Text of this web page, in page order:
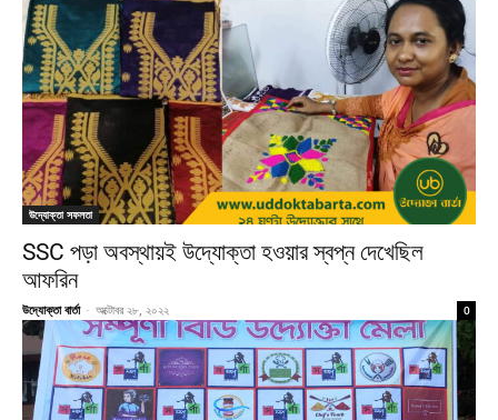
উদ্যোক্তা সফলতা
SSC পড়া অবস্থায়ই উদ্যোক্তা হওয়ার স্বপ্ন দেখেছিল
আফরিন
উদ্যোক্তা বার্তা - অক্টোবর ২৮, ২০২২ 0